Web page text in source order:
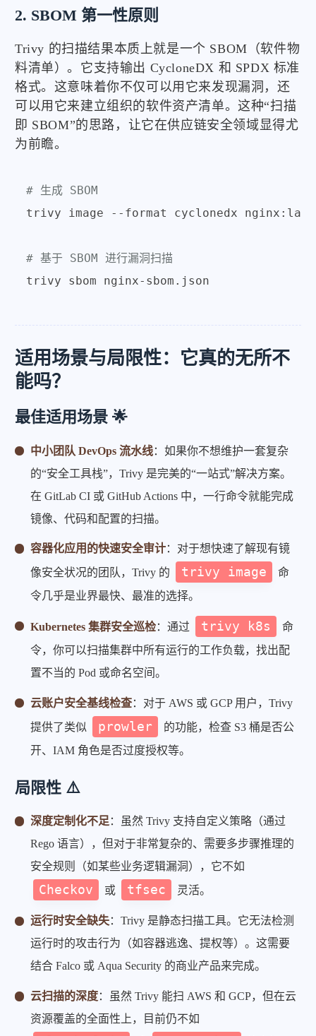
2. SBOM 第一性原则
Trivy 的扫描结果本质上就是一个 SBOM（软件物
料清单）。它支持输出 CycloneDX 和 SPDX 标准
格式。这意味着你不仅可以用它来发现漏洞，还
可以用它来建立组织的软件资产清单。这种“扫描
即 SBOM”的思路，让它在供应链安全领域显得尤
为前瞻。
# 生成 SBOM
trivy image --format cyclonedx
# 基于 SBOM 进行漏洞扫描
适用场景与局限性：它真的无所不
能吗？
最佳适用场景 🌟
中小团队 DevOps 流水线：如果你不想维护一套复杂
的“安全工具栈”，Trivy 是完美的“一站式”解决方案。
在 GitLab CI 或 GitHub Actions 中，一行命令就能完成
镜像、代码和配置的扫描。
容器化应用的快速安全审计：对于想快速了解现有镜
像安全状况的团队，Trivy 的
trivy image
命
令几乎是业界最快、最准的选择。
Kubernetes 集群安全巡检：通过 trivy k8s
命
令，你可以扫描集群中所有运行的工作负载，找出配
置不当的 Pod 或命名空间。
云账户安全基线检查：对于 AWS 或 GCP 用户，Trivy
提供了类似
prowler
的功能，检查 S3 桶是否公
开、IAM 角色是否过度授权等。
局限性 ⚠️
深度定制化不足 ：虽然 Trivy 支持自定义策略（通过
Rego 语言），但对于非常复杂的、需要多步骤推理的
安全规则（如某些业务逻辑漏洞），它不如
Checkov 或 tfsec 灵活。
运行时安全缺失：Trivy 是静态扫描工具。它无法检测
运行时的攻击行为（如容器逃逸、提权等）。这需要
结合 Falco 或 Aqua Security 的商业产品来完成。
云扫描的深度：虽然 Trivy 能扫 AWS 和 GCP，但在云
资源覆盖的全面性上，目前仍不如